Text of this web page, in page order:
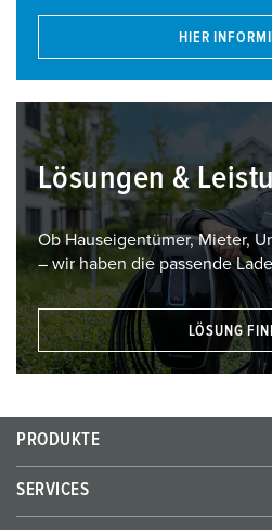
HIER
Lösungen &
Ob Hauseigentümer, Mieter,
– wir haben die passende
LÖSUNG
PRODUKTE
SERVICES